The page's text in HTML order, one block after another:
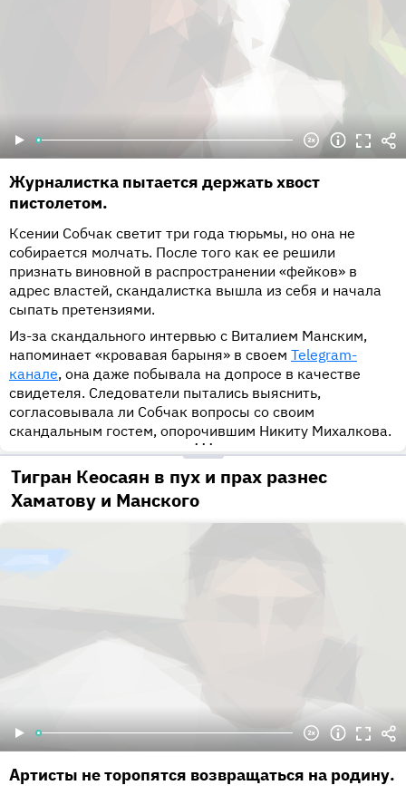
Журналистка пытается держать хвост
пистолетом.
Ксении Собчак светит три года тюрьмы, но она не
собирается молчать. После того как ее решили
признать виновной в распространении «фейков» в
адрес властей, скандалистка вышла из себя и начала
сыпать претензиями.
Из-за скандального интервью с Виталием Манским,
напоминает «кровавая барыня» в своем Telegram-
канале, она даже побывала на допросе в качестве
свидетеля. Следователи пытались выяснить,
согласовывала ли Собчак вопросы со своим
скандальным гостем, опорочившим Никиту Михалкова.
•••
Тигран Кеосаян в пух и прах разнес
Хаматову и Манского
Артисты не торопятся возвращаться на родину.